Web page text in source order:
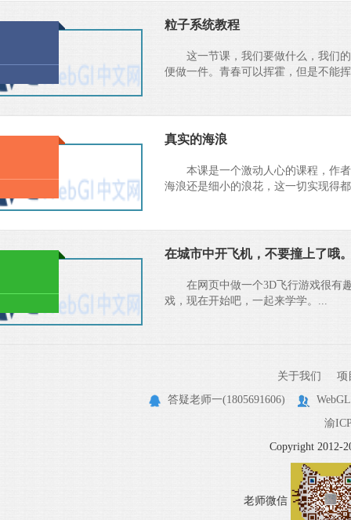
粒子系统教程
这一节课，我们要做什么，我们
便做一件。青春可以挥霍，但是不能
真实的海浪
本课是一个激动人心的课程，作
海浪还是细小的浪花，这一切实现得
在城市中开飞机，不要撞上了哦
在网页中做一个3D飞行游戏很有
戏，现在开始吧，一起来学学。...
关于我们
项
答疑老师一(1805691606)
渝
Copyright 2012-
老师微信